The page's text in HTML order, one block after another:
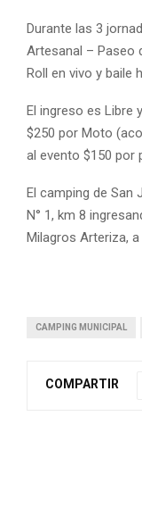
Durante las 3
Artesanal – Paseo
Roll en vivo y baile
El ingreso es Libre
$250 por Moto
al evento $150 por
El camping de San
N° 1, km 8
Milagros Arteriza, a
CAMPING MUNICIPAL
COMPARTIR